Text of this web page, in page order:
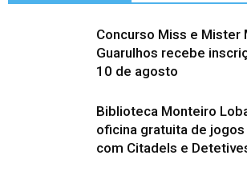
Concurso Miss e Mister
Guarulhos recebe
10 de agosto
Biblioteca Monteiro
oficina gratuita de
com Citadels e